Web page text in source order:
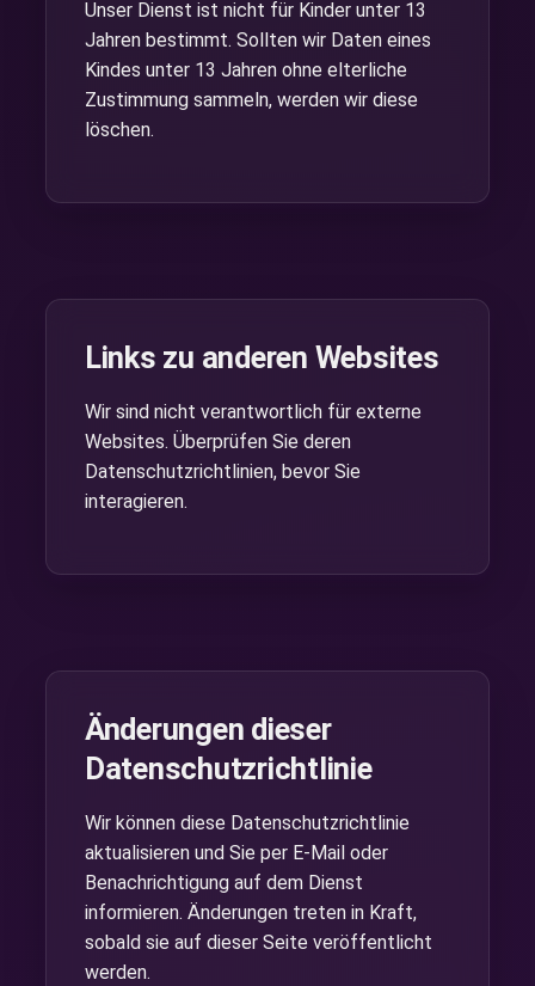
Unser Dienst ist nicht für Kinder unter 13
Jahren bestimmt. Sollten wir Daten eines
Kindes unter 13 Jahren ohne elterliche
Zustimmung sammeln, werden wir diese
löschen.
Links zu anderen Websites
Wir sind nicht verantwortlich für externe
Websites. Überprüfen Sie deren
Datenschutzrichtlinien, bevor Sie
interagieren.
Änderungen dieser
Datenschutzrichtlinie
Wir können diese Datenschutzrichtlinie
aktualisieren und Sie per E-Mail oder
Benachrichtigung auf dem Dienst
informieren. Änderungen treten in Kraft,
sobald sie auf dieser Seite veröffentlicht
werden.